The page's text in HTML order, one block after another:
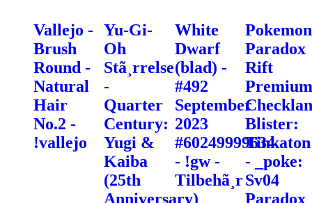
Vallejo -
Brush
Round -
Natural
Hair
No.2 -
!vallejo
Yu-Gi-
Oh
Stã¸rrelse
-
Quarter
Century:
Yugi &
Kaiba
(25th
Anniversary)
White
Dwarf
(blad) -
#492
September
2023
#60249999634
- !gw -
Tilbehã¸r
Pokemon
Paradox
Rift
Premium
Blister:
Tinkaton
- _poke:
Sv04
Paradox